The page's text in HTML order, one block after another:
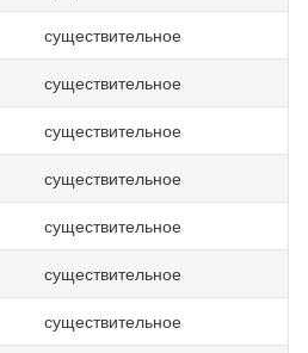
существительное
существительное
существительное
существительное
существительное
существительное
существительное